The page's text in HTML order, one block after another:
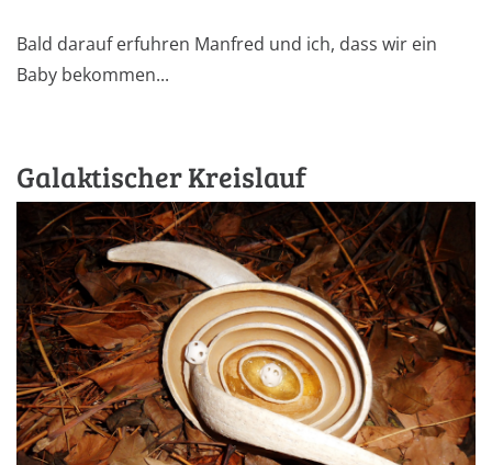
Bald darauf erfuhren Manfred und ich, dass wir ein
Baby bekommen...
Galaktischer Kreislauf